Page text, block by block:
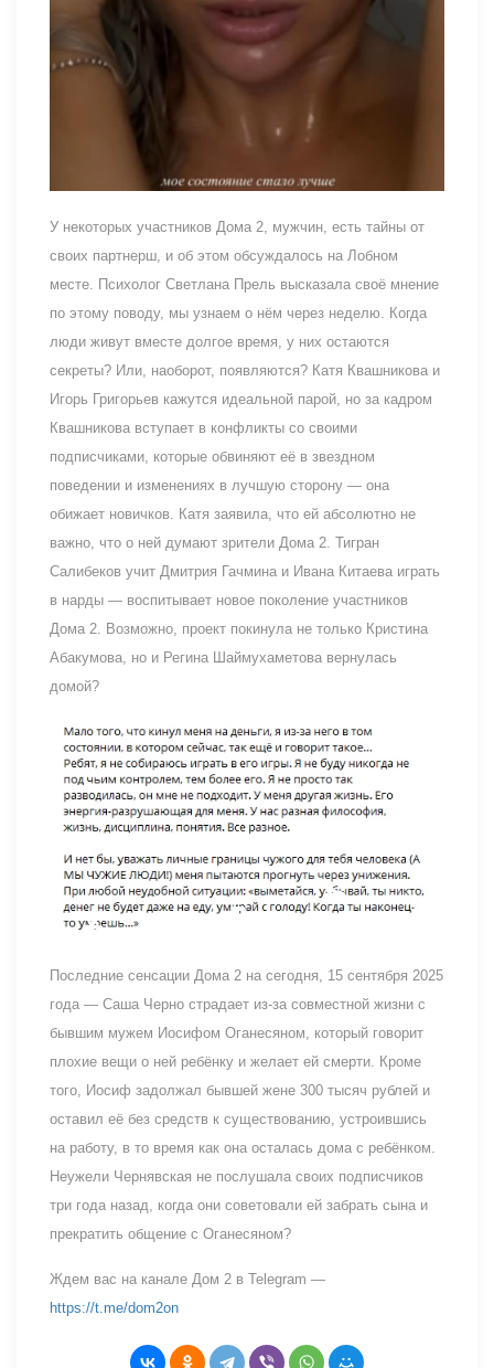
У некоторых участников Дома 2, мужчин, есть тайны от
своих партнерш, и об этом обсуждалось на Лобном
месте. Психолог Светлана Прель высказала своё мнение
по этому поводу, мы узнаем о нём через неделю. Когда
люди живут вместе долгое время, у них остаются
секреты? Или, наоборот, появляются? Катя Квашникова и
Игорь Григорьев кажутся идеальной парой, но за кадром
Квашникова вступает в конфликты со своими
подписчиками, которые обвиняют её в звездном
поведении и изменениях в лучшую сторону — она
обижает новичков. Катя заявила, что ей абсолютно не
важно, что о ней думают зрители Дома 2. Тигран
Салибеков учит Дмитрия Гачмина и Ивана Китаева играть
в нарды — воспитывает новое поколение участников
Дома 2. Возможно, проект покинула не только Кристина
Абакумова, но и Регина Шаймухаметова вернулась
домой?
Последние сенсации Дома 2 на сегодня, 15 сентября 2025
года — Саша Черно страдает из-за совместной жизни с
бывшим мужем Иосифом Оганесяном, который говорит
плохие вещи о ней ребёнку и желает ей смерти. Кроме
того, Иосиф задолжал бывшей жене 300 тысяч рублей и
оставил её без средств к существованию, устроившись
на работу, в то время как она осталась дома с ребёнком.
Неужели Чернявская не послушала своих подписчиков
три года назад, когда они советовали ей забрать сына и
прекратить общение с Оганесяном?
Ждем вас на канале Дом 2 в Telegram —
https://t.me/dom2on